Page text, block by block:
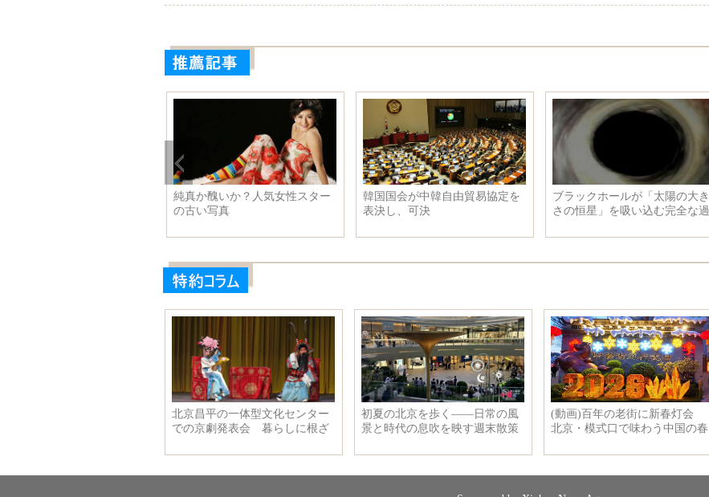
純真か醜いか？人気女性スター
の古い写真
韓国国会が中韓自由貿易協定を
表決し、可決
ブラックホールが「太陽の大き
さの恒星」を吸い込む完全な過